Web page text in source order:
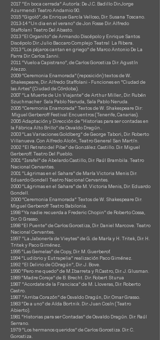
2017 “En boca cerrada” Autoría: De J.C. Badillo Dir.Jorge
Azurmendi Teatro Andamio 90.
2015 “Gigoló”, de Enrique García Velloso, Dir. Susana Toscano.
2013-14 “Un dia en el verano” de Jon Fosse Dir. Alfredo
Staffolani Teatro Del Abasto.
2013 “El Organito” de Armando Discépolo y Enrique Santos
Discépolo Dir. Julio Baccaro Complejo Teatral La Ribera.
2013 “Los pájaros cantan en griego” de Marco Antonio De La
Parra Dir. Carlos Ianni.
2011 “Vuelo a Capistrano”, de Carlos Gorostiza Dir. Agustín
Alezzo.
2009 “Ceremonia Enamorada” (reposición) textos de W.
Shakespeare, Dir. Alfredo Staffolani - Funciones en “Ciudad de
las Artes” (Ciudad de Córdoba).
2007 “La Muerte de Un Viajante” de Arthur Miller., Dir. Rubén
Szuchmacher Sala Pablo Neruda, Sala Pablo Neruda.
2005 “Ceremonia Enamorada” Textos de W. Shakespeare Dir:
Miguel Gerberoff Festival Encuentros (Tenerife, Canarias).
2005 Adaptación y Dirección de “Historias para ser contadas en
la Fábrica Alto Brillo” de Osvaldo Dragún..
2003 “Las Variaciones Goldberg” de George Tabori, Dir. Roberto
Villanueva. Con Alfredo Alcón, Teatro General San Martín.
2002 “El Retrato del Pibe” de González. Castillo. Dir. Miguel
Gerberoff. Teatro Del Pueblo.
2001 “Israfel” de Abelardo Castillo, Dir. Raúl Brambila. Teatro
Nacional Cervantes.
2001 “Lágrimas en el Sahara” de María Victoria Menis Dir.
Eduardo Gondell Teatro Nacional Cervantes.
2000 “Lágrimas en el Sahara” de M. Victoria Menis, Dir. Eduardo
Gondell.
2000 “Ceremonia Enamorada” Textos de W. Shakespeare Dir.
Miguel Gerberoff Teatro Babilonia.
1998 “Ya nadie recuerda a Frederic Chopin” de Roberto Cossa,
Dir. O. Grasso.
1998 “El Puente” de Carlos Gorostiza, Dir. Daniel Marcove. Teatro
Nacional Cervantes.
1997 “La Jabonería de Vieytes” de G. de María y H. Tritek, Dir. H.
Tritek y Paco Giménez.
1995 “Las Gemelas” de Copy, Dir. M. Guerberof.
1994 “Ludibrio y Eutrapelia” realización Paco Giménez.
1992 “El Delirio de O.Dragún”, Dir. J. Bove.
1990 “Pero me quedo” de M.Ibarreta y R.Castro, Dir. J. Glusman.
1989 “Madre Coraje” de B. Brecht. Dir. Robert Sturua
1987 “Acordate de la Francisca” de M. Lloveras, Dir. Roberto
Castro.
1987 “Arriba Corazón” de Osvaldo Dragún, Dir. Omar Grasso.
1983 “De a uno” de Aída Bortnik. Dir. Juan Cosín (Teatro
Abierto).
1981 “Historias para ser Contadas” de Osvaldo Dragún. Dir. Raúl
Serrano.
1979 “Los hermanos queridos” de Carlos Gorostiza. Dir. C.
Gorostiza.